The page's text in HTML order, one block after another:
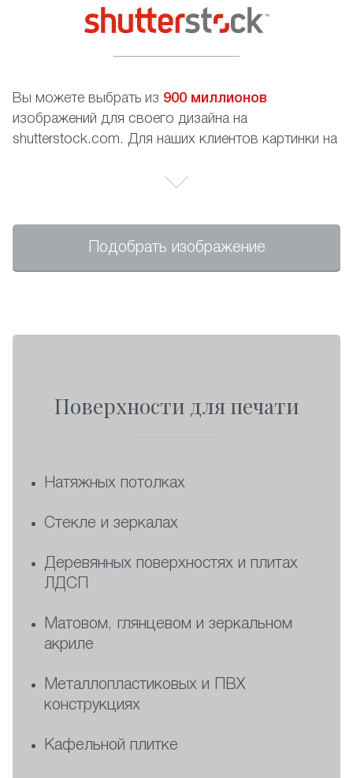
Вы можете выбрать из 900 миллионов
изображений для своего дизайна на
shutterstock.com. Для наших клиентов картинки на
только записать номер изображения.
Подобрать изображение
Поверхности для печати
Натяжных потолках
Стекле и зеркалах
Деревянных поверхностях и плитах
ЛДСП
Матовом, глянцевом и зеркальном
акриле
Металлопластиковых и ПВХ
конструкциях
Кафельной плитке